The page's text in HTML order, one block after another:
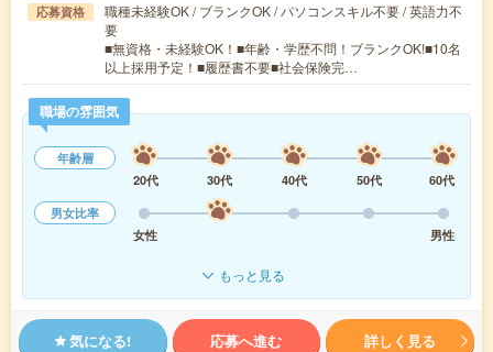
応募資格
職種未経験OK / ブランクOK / パソコンスキル不要 / 英語力不
要
■無資格・未経験OK！■年齢・学歴不問！ブランクOK!■10名
以上採用予定！■履歴書不要■社会保険完…
職場の雰囲気
年齢層
20代
30代 40代 50代
60代
男女比率
女性
男性
もっと見る
気になる! 応募へ進む 詳しく見る